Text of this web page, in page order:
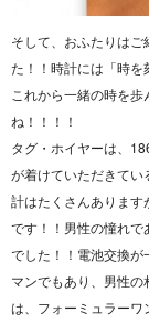
そして、おふたりは
た！！時計には「時
これから一緒の時を
ね！！！！
タグ・ホイヤーは、
が着けていただきて
計はたくさんありま
です！！男性の憧れで
でした！！電池交換が
マンでもあり、男性
は、フォーミュラー